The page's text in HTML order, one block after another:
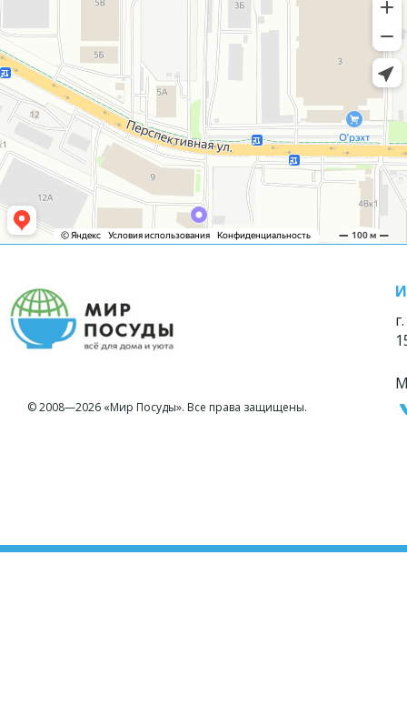
© 2008—2026 «Мир Посуды». Все права защищены.